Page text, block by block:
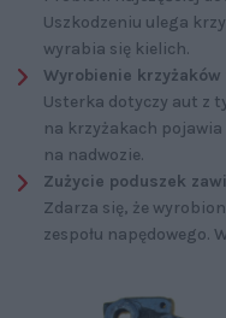
Uszkodzeniu ulega
wyrabia się kielich.
Wyrobienie krzyżaków
Usterka dotyczy aut z
na krzyżakach
na nadwozie.
Zużycie poduszek
Zdarza się, że
zespołu napędowego.